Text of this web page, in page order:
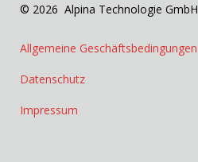
© 2026 Alpina Technologie GmbH
Allgemeine Geschäftsbedingungen
Datenschutz
Impressum